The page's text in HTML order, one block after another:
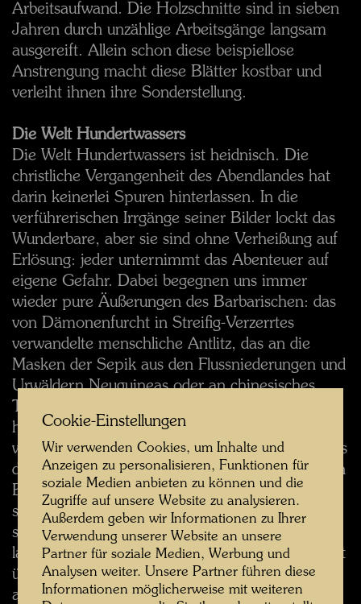
Arbeitsaufwand. Die Holzschnitte sind in sieben
Jahren durch unzählige Arbeitsgänge langsam
ausgereift. Allein schon diese beispiellose
Anstrengung macht diese Blätter kostbar und
verleiht ihnen ihre Sonderstellung.
Die Welt Hundertwassers
Die Welt Hundertwassers ist heidnisch. Die
christliche Vergangenheit des Abendlandes hat
darin keinerlei Spuren hinterlassen. In die
verführerischen Irrgänge seiner Bilder lockt das
Wunderbare, aber sie sind ohne Verheißung auf
Erlösung: jeder unternimmt das Abenteuer auf
eigene Gefahr. Dabei begegnen uns immer
wieder pure Äußerungen des Barbarischen: das
von Dämonenfurcht in Streifig-Verzerrtes
verwandelte menschliche Antlitz, das an die
Masken der Sepik aus den Flussniederungen und
Urwäldern Neuguineas oder an chinesisches
T’ao-t’leh erinnert. In diesen scheinbar so
heiteren Festen der Farbe schlagen immer
wieder Erinnerungen an Dunkles und Grausames
durch. In dem ersten der in Japan geschnittenen
Blätter, das der alte Magier Toyohisa Adachi
schon vor dem Entstehen dieser Mappe von
seinen besten Holzschneidern und Druckern in
langer, entsagungsvoller Arbeit fertigen ließ, geht
über die, wie in einer böhmischen Dorfzeile
aufgereihten, ängstlich zusammengerückten
Cookie-Einstellungen
Wir verwenden Cookies, um Inhalte und
Anzeigen zu personalisieren, Funktionen für
soziale Medien anbieten zu können und die
Zugriffe auf unsere Website zu analysieren.
Außerdem geben wir Informationen zu Ihrer
Verwendung unserer Website an unsere
Partner für soziale Medien, Werbung und
Analysen weiter. Unsere Partner führen diese
Informationen möglicherweise mit weiteren